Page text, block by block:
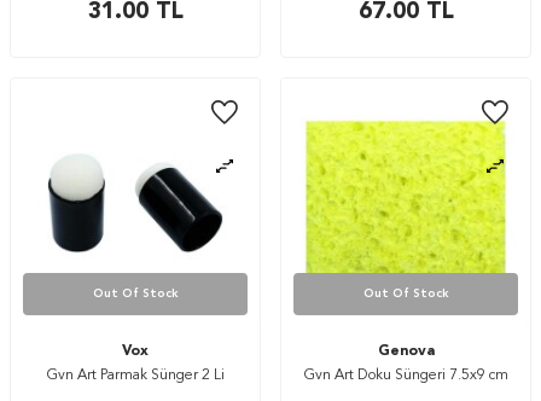
31.00TL 67.00TL
Out Of Stock
Vox
Gvn Art Parmak Sünger 2 Li
Out Of Stock
Genova
Gvn Art Doku Süngeri 7.5x9 cm